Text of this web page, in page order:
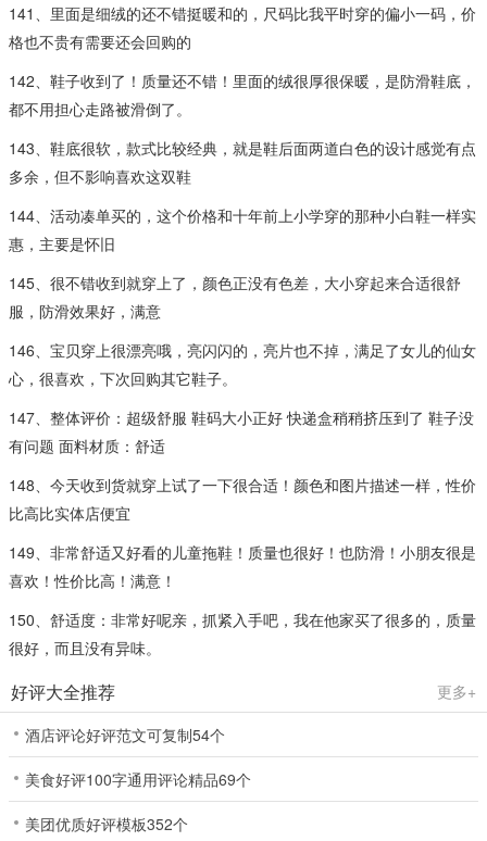
141、里面是细绒的还不错挺暖和的，尺码比我平时穿的偏小一码，价
格也不贵有需要还会回购的
142、鞋子收到了！质量还不错！里面的绒很厚很保暖，是防滑鞋底，
都不用担心走路被滑倒了。
143、鞋底很软，款式比较经典，就是鞋后面两道白色的设计感觉有点
多余，但不影响喜欢这双鞋
144、活动凑单买的，这个价格和十年前上小学穿的那种小白鞋一样实
惠，主要是怀旧
145、很不错收到就穿上了，颜色正没有色差，大小穿起来合适很舒
服，防滑效果好，满意
146、宝贝穿上很漂亮哦，亮闪闪的，亮片也不掉，满足了女儿的仙女
心，很喜欢，下次回购其它鞋子。
147、整体评价：超级舒服 鞋码大小正好 快递盒稍稍挤压到了 鞋子没
有问题 面料材质：舒适
148、今天收到货就穿上试了一下很合适！颜色和图片描述一样，性价
比高比实体店便宜
149、非常舒适又好看的儿童拖鞋！质量也很好！也防滑！小朋友很是
喜欢！性价比高！满意！
150、舒适度：非常好呢亲，抓紧入手吧，我在他家买了很多的，质量
很好，而且没有异味。
好评大全推荐
更多+
酒店评论好评范文可复制54个
美食好评100字通用评论精品69个
美团优质好评模板352个